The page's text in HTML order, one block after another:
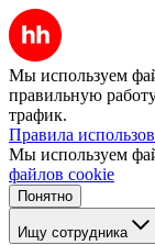
Мы используем
правильную
трафик.
Правила
Мы используем
файлов cookie
Понятно
Ищу сотрудника